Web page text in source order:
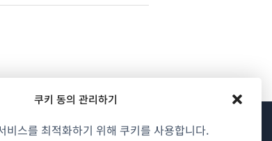
쿠키 동의 관리하기
비스를 최적화하기 위해 쿠키를 사용합니다.